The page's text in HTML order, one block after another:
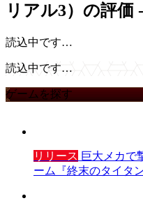
リアル3）の評価
読込中です…
読込中です…
ゲームを探す
リリース 巨大メカで
ーム『終末のタイタ